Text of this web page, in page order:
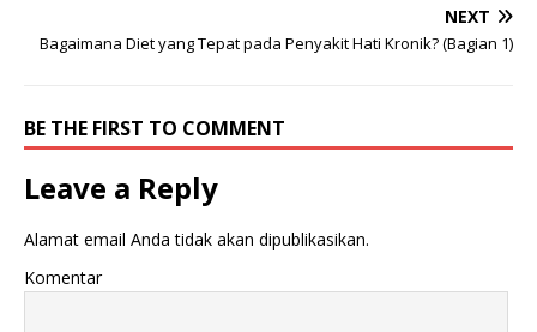
NEXT
Bagaimana Diet yang Tepat pada Penyakit Hati Kronik? (Bagian 1)
BE THE FIRST TO COMMENT
Leave a Reply
Alamat email Anda tidak akan dipublikasikan.
Komentar